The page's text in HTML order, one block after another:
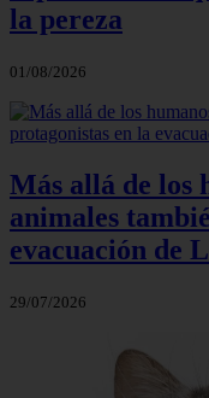
la pereza
01/08/2026
Más allá de los
animales
evacuación de
29/07/2026